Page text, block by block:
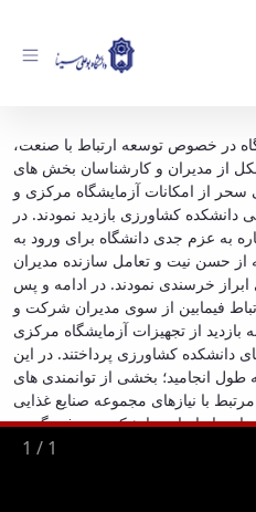
صنایع غذایی سحر همدان
و امکانات آزمایشگاهی
بوعلی سینا همدان
در خصوص توسعه ارتباط با صنعت،
از مدیران و کارشناسان بخش های
از امکانات آزمایشگاه مرکزی و
کشاورزی بازدید نمودند. در
به عزم جدی دانشگاه برای ورود به
حسن نیت و تعامل سازنده مدیران
خرسندی نمودند. در ادامه و پس
فیمابین از سوی مدیران شرکت و
بازدید از تجهیزات آزمایشگاه مرکزی
دانشکده کشاورزی پرداختند. در این
انجامید؛ بخشی از توانمندی های
با نیازهای مجموعه صنایع غذایی
1 / 1